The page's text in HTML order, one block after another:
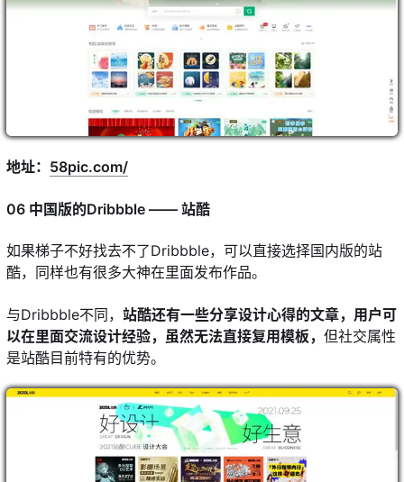
地址： 58pic.com/
06 中国版的Dribbble —— 站酷
如果梯子不好找去不了Dribbble，可以直接选择国内版的站
酷，同样也有很多大神在里面发布作品。
与Dribbble不同， 站酷还有一些分享设计心得的文章，用户可
以在里面交流设计经验，虽然无法直接复用模板， 但社交属性
是站酷目前特有的优势。